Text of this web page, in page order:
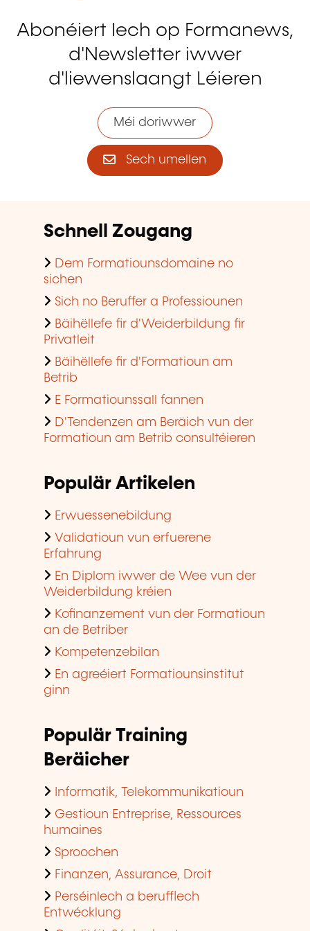
Abonéiert Iech op Formanews,
d'Newsletter iwwer
d'liewenslaangt Léieren
Méi doriwwer
Sech umellen
Schnell Zougang
Dem Formatiounsdomaine no
sichen
Sich no Beruffer a Professiounen
Bäihëllefe fir d'Weiderbildung fir
Privatleit
Bäihëllefe fir d'Formatioun am
Betrib
E Formatiounssall fannen
D'Tendenzen am Beräich vun der
Formatioun am Betrib consultéieren
Populär Artikelen
Erwuessenebildung
Validatioun vun erfuerene
Erfahrung
En Diplom iwwer de Wee vun der
Weiderbildung kréien
Kofinanzement vun der Formatioun
an de Betriber
Kompetenzebilan
En agreéiert Formatiounsinstitut
ginn
Populär Training
Beräicher
Informatik, Telekommunikatioun
Gestioun Entreprise, Ressources
humaines
Sproochen
Finanzen, Assurance, Droit
Perséinlech a berufflech
Entwécklung